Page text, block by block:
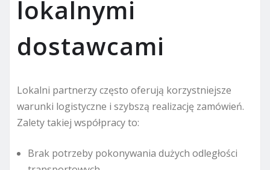
lokalnymi
dostawcami
Lokalni partnerzy często oferują korzystniejsze
warunki logistyczne i szybszą realizację zamówień.
Zalety takiej współpracy to:
Brak potrzeby pokonywania dużych odległości